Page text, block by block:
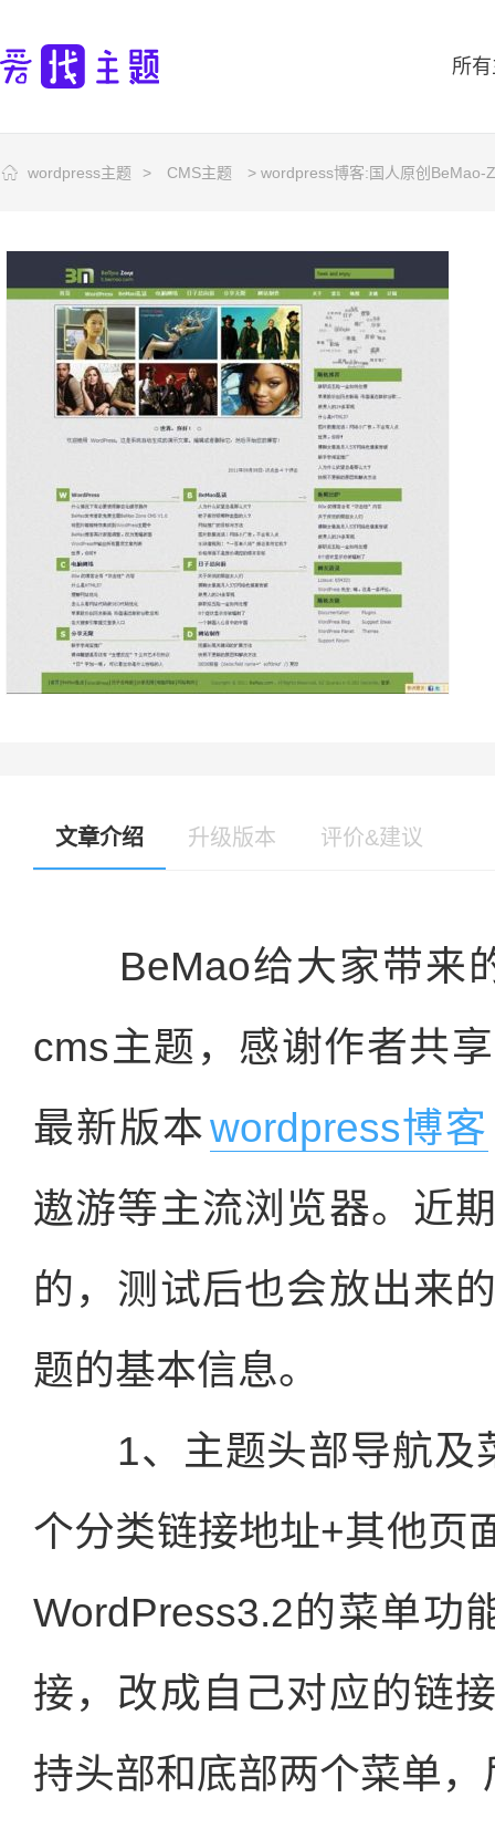
所
wordpress主题 > CMS主题 > wordpress博客:国人原创BeMao-
文章介绍 升级版本 评价&建议
BeMao给大家带来的
cms主题，感谢作者共
最新版本wordpress博客
遨游等主流浏览器。近
的，测试后也会放出来
题的基本信息。
1、主题头部导航及
个分类链接地址+其他页
WordPress3.2的菜单功
接，改成自己对应的链
持头部和底部两个菜单